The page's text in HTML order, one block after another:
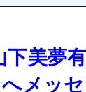
美夢
メッ